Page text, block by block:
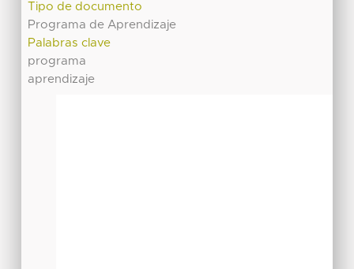
Tipo de documento
Programa de Aprendizaje
Palabras clave
programa
aprendizaje